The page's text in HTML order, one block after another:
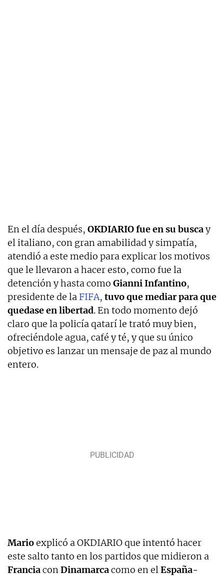
En el día después, OKDIARIO fue en su buscay
el italiano, con gran amabilidad y simpatía,
atendió a este medio para explicar los motivos
que le llevaron a hacer esto, como fue la
detención y hasta como Gianni Infantino,
presidente de laFIFA, tuvo que mediar para que
quedase en libertad. En todo momento dejó
claro que la policía qatarí le trató muy bien,
ofreciéndole agua, café y té, y que su único
objetivo es lanzar un mensaje de paz al mundo
entero.
Marioexplicó a OKDIARIO que intentó hacer
este salto tanto en los partidos que midieron a
FranciaconDinamarcacomo en elEspaña-